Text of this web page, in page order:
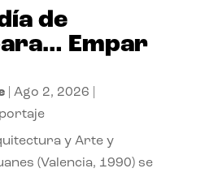
de
Empar
| Ago 2, 2026
y Arte y
(Valencia, 1990) se